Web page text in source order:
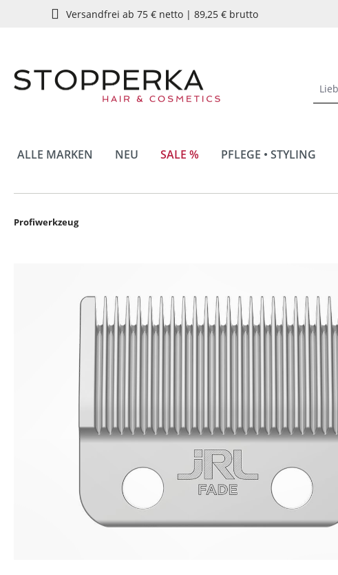
Zur Hauptnavigation springen
Versandfrei ab 75 € netto | 89,25 € brutto
ALLE MARKEN NEU SALE % PFLEGE • STYLING
Profiwerkzeug